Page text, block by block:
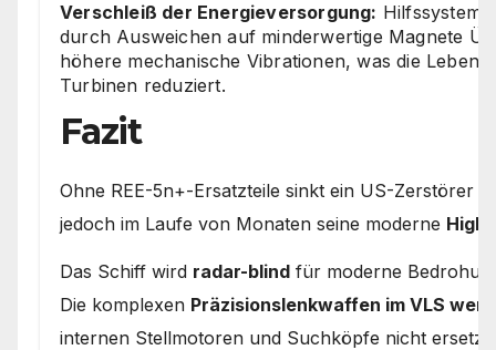
Verschleiß der Energieversorgung:
durch Ausweichen auf minderwertige Magnete
höhere mechanische Vibrationen, was die
Turbinen reduziert.
Fazit
Ohne REE-5n+-Ersatzteile sinkt ein US-Zerstörer
jedoch im Laufe von Monaten seine moderne
Das Schiff wird radar-blind für moderne
Die komplexen Präzisionslenkwaffen im VLS
internen Stellmotoren und Suchköpfe nicht ersetzt